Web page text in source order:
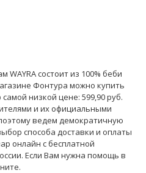
WAYRA состоит из 100% беби
Фонтура можно купить
низкой цене: 599,90 руб.
и их официальными
ведем демократичную
способа доставки и оплаты
онлайн с бесплатной
Если Вам нужна помощь в